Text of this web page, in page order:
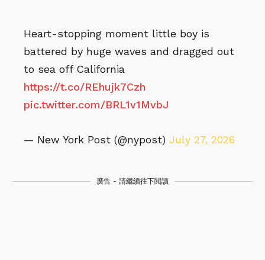
Heart-stopping moment little boy is
battered by huge waves and dragged out
to sea off California
https://t.co/REhujk7Czh
pic.twitter.com/BRL1v1MvbJ
— New York Post (@nypost) July 27, 2026
廣告 - 請繼續往下閱讀